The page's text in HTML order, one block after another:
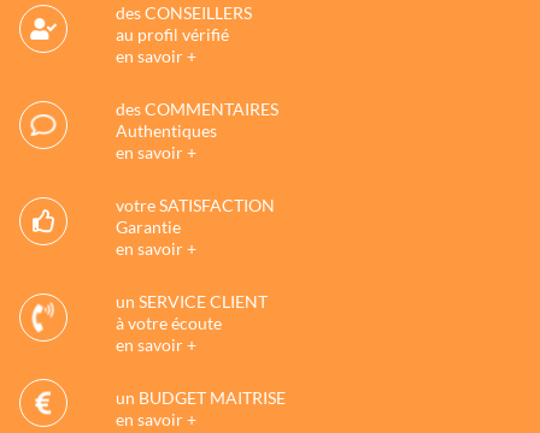
des CONSEILLERS
au profil vérifié
en savoir +
des COMMENTAIRES
Authentiques
en savoir +
votre SATISFACTION
Garantie
en savoir +
un SERVICE CLIENT
à votre écoute
en savoir +
un BUDGET MAITRISE
en savoir +